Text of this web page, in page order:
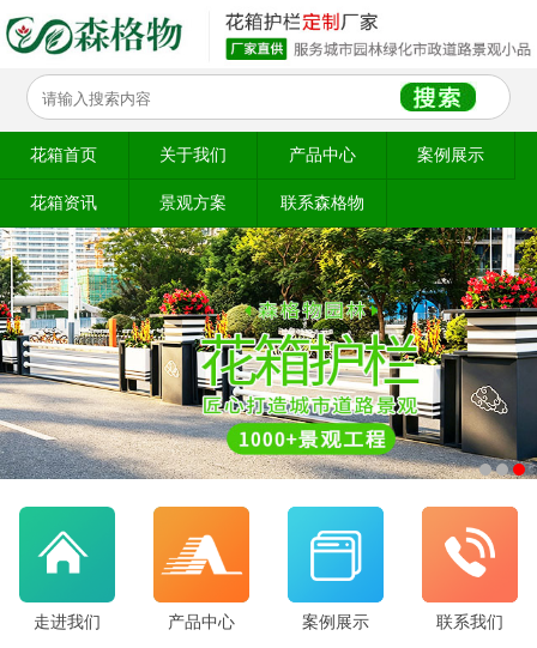
花箱首页 关于我们 产品中心 案例展示
花箱资讯 景观方案 联系森格物
走进我们 产品中心 案例展示 联系我们